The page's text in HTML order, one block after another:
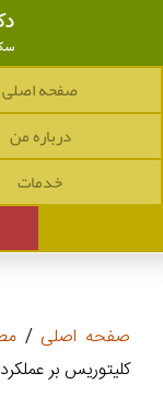
صفحه اصلی
درباره من
خدمات
صفحه اصلی /
کلیتوریس بر